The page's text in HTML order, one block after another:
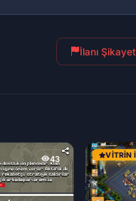
İlanı
43 VITRIN